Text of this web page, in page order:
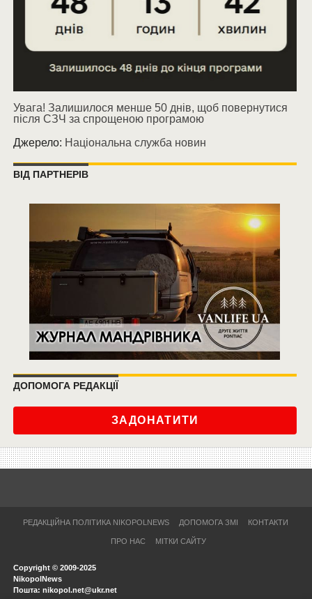
Увага! Залишилося менше 50 днів, щоб повернутися
після СЗЧ за спрощеною програмою
Джерело: Національна служба новин
ВІД ПАРТНЕРІВ
ДОПОМОГА РЕДАКЦІЇ
ЗАДОНАТИТИ
РЕДАКЦІЙНА ПОЛІТИКА NIKOPOLNEWS ДОПОМОГА ЗМІ КОНТАКТИ
ПРО НАС МІТКИ САЙТУ
Copyright © 2009-2025
NikopolNews
Пошта: nikopol.net@ukr.net